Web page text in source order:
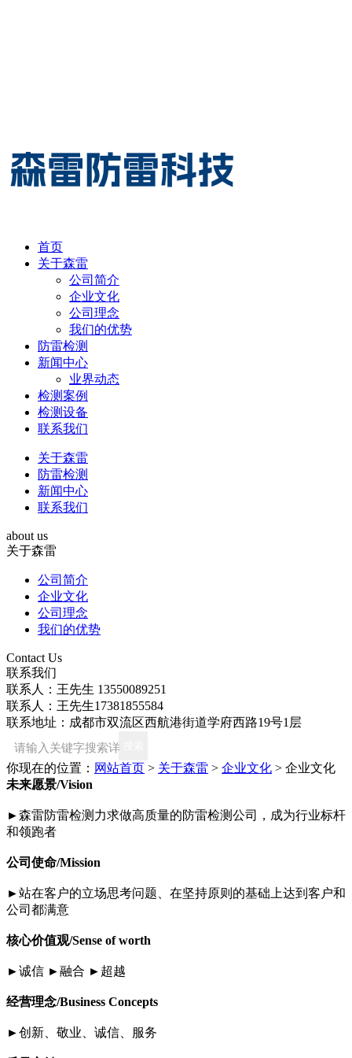
首页
关于森雷
公司简介
企业文化
公司理念
我们的优势
防雷检测
新闻中心
业界动态
检测案例
检测设备
联系我们
关于森雷
防雷检测
新闻中心
联系我们
about us
关于森雷
公司简介
企业文化
公司理念
我们的优势
Contact Us
联系我们
联系人：王先生 13550089251
联系人：王先生17381855584
联系地址：成都市双流区西航港街道学府西路19号1层
你现在的位置： 网站首页 > 关于森雷 > 企业文化 > 企业文化
未来愿景/Vision
►森雷防雷检测力求做高质量的防雷检测公司，成为行业标杆
和领跑者
公司使命/Mission
►站在客户的立场思考问题、在坚持原则的基础上达到客户和
公司都满意
核心价值观/Sense of worth
►诚信 ►融合 ►超越
经营理念/Business Concepts
►创新、敬业、诚信、服务